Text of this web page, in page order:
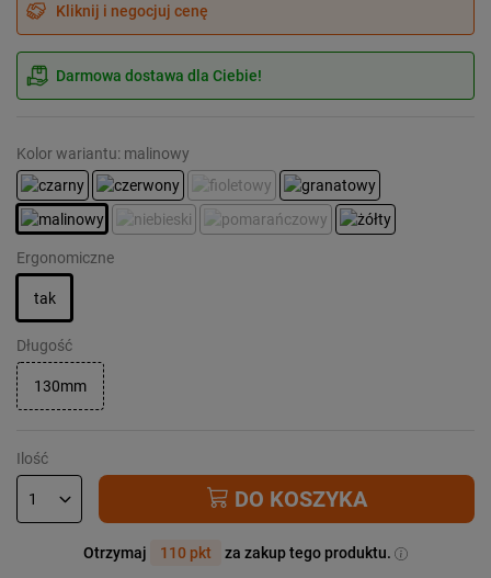
Kliknij i negocjuj cenę
Darmowa dostawa dla Ciebie!
Kolor wariantu: malinowy
Ergonomiczne
tak
Długość
130mm
Ilość
DO KOSZYKA
Otrzymaj 110 pkt za zakup tego produktu.